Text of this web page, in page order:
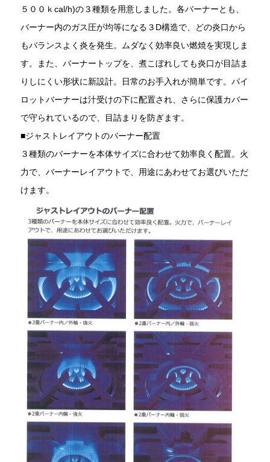
５００ｋcal/h)の３種類を用意しました。各バーナーとも、
バーナー内のガス圧が均等になる３D構造で、どの炎口から
もバランスよく炎を発生。ムダなく効率良い燃焼を実現しま
す。また、バーナートップを、煮こぼれしても炎口が目詰ま
りしにくい形状に新設計。日常のお手入れが簡単です。パイ
ロットバーナーは汁受けの下に配置され、さらに保護カバー
で守られているので、目詰まりを防ぎます。
■ジャストレイアウトのバーナー配置
３種類のバーナーを本体サイズに合わせて効率良く配置。火
力で、バーナーレイアウトで、用途にあわせてお選びいただ
けます。